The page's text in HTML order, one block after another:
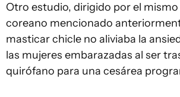
Otro estudio, dirigido por el
coreano mencionado
masticar chicle no aliviaba la
las mujeres embarazadas al ser
quirófano para una cesárea